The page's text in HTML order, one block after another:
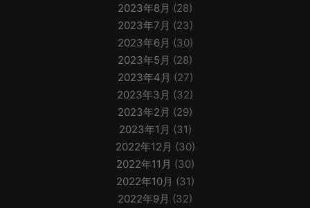
2023年8月 (28)
2023年7月 (23)
2023年6月 (30)
2023年5月 (28)
2023年4月 (27)
2023年3月 (32)
2023年2月 (29)
2023年1月 (31)
2022年12月 (30)
2022年11月 (30)
2022年10月 (31)
2022年9月 (32)